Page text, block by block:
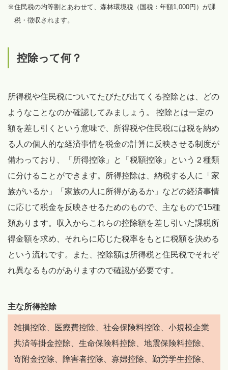
※住民税の均等割とあわせて、森林環境税（国税：年額1,000円）が課
税・徴収されます。
控除って何？
所得税や住民税についてたびたび出てくる控除とは、どの
ようなことなのか確認してみましょう。 控除とは一定の
額を差し引くという意味で、所得税や住民税には税を納め
る人の個人的な経済事情を税金の計算に反映させる制度が
備わっており、「所得控除」と「税額控除」という２種類
に分けることができます。所得控除は、納税する人に「家
族がいるか」「家族の人に所得があるか」などの経済事情
に応じて税金を反映させるためのもので、主なもので15種
類あります。収入からこれらの控除額を差し引いた課税所
得金額を求め、それらに応じた税率をもとに税額を決める
という流れです。また、控除額は所得税と住民税でそれぞ
れ異なるものがありますので確認が必要です。
主な所得控除
雑損控除、医療費控除、社会保険料控除、小規模企業
共済等掛金控除、生命保険料控除、地震保険料控除、
寄附金控除、障害者控除、寡婦控除、勤労学生控除、